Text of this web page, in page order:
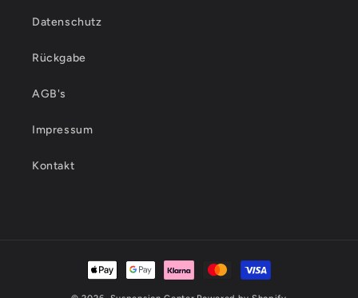
Datenschutz
Rückgabe
AGB's
Impressum
Kontakt
Zahlungsmethoden